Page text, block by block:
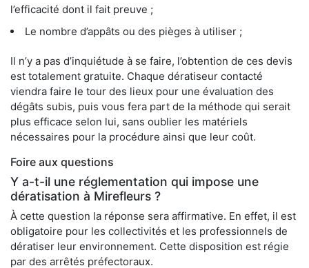
l’efficacité dont il fait preuve ;
Le nombre d’appâts ou des pièges à utiliser ;
Il n’y a pas d’inquiétude à se faire, l’obtention de ces devis
est totalement gratuite. Chaque dératiseur contacté
viendra faire le tour des lieux pour une évaluation des
dégâts subis, puis vous fera part de la méthode qui serait
plus efficace selon lui, sans oublier les matériels
nécessaires pour la procédure ainsi que leur coût.
Foire aux questions
Y a-t-il une réglementation qui impose une
dératisation à Mirefleurs ?
À cette question la réponse sera affirmative. En effet, il est
obligatoire pour les collectivités et les professionnels de
dératiser leur environnement. Cette disposition est régie
par des arrêtés préfectoraux.